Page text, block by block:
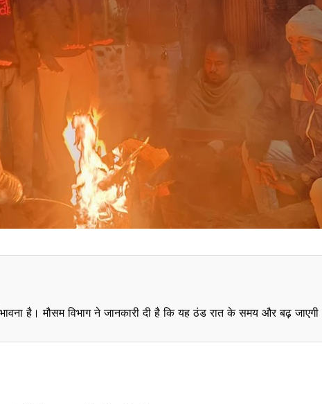
है। मौसम विभाग ने जानकारी दी है कि यह ठंड रात के समय और बढ़